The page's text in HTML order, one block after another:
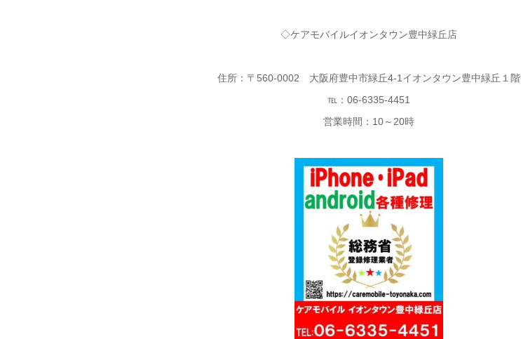
◇ケアモバイルイオンタウン豊中緑丘店
住所：〒560-0002 大阪府豊中市緑丘4-1イオンタウン豊中緑丘１階
℡：06-6335-4451
営業時間：10～20時